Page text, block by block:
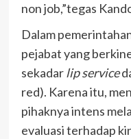
non job,”tegas
Dalam
pejabat yang
sekadarlip service
red). Karena itu,
pihaknya intens
evaluasi terhadap